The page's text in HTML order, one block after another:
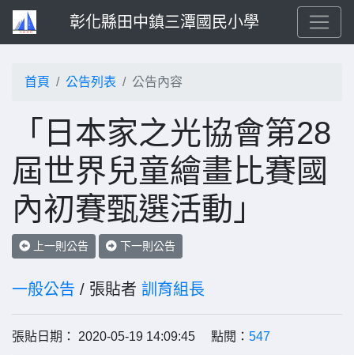
彰化縣田中鎮三潭國民小學
首頁 公告列表 公告內容
「日本家之光協會第28
屆世界兒童繪畫比賽國
內初賽甄選活動」
上一則公告 下一則公告
一般公告 / 張貼者 訓育組長
張貼日期： 2020-05-19 14:09:45 點閱： 547